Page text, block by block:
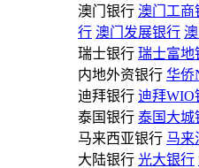
澳门银行 澳门工商
行 澳门发展银行
瑞士银行 瑞士富地
内地外资银行 华侨
迪拜银行 迪拜WIO
泰国银行 泰国大城
马来西亚银行 马来
大陆银行 光大银行